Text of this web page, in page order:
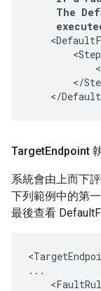
The
</
</
TargetEndpoint
系統會由上而下
下列範例中的第
最後查看
...